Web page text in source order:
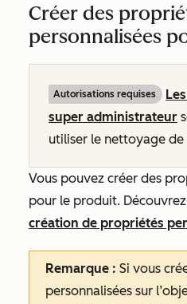
Créer des
personnalisées
Autorisations requises
super administrateur
utiliser le nettoyage
Vous pouvez créer des
pour le produit.
création de propriétés
Remarque : Si vous
personnalisées sur